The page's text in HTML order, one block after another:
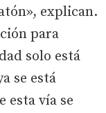
explican.
para
solo está
se está
esta vía se